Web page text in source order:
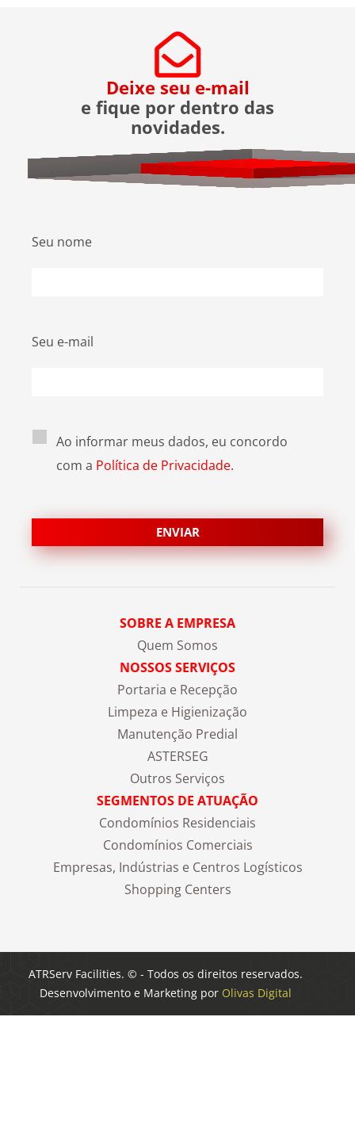
Deixe seu e-mail
e fique por dentro das
novidades.
Seu nome
Seu e-mail
Ao informar meus dados, eu concordo
com a Política de Privacidade.
SOBRE A EMPRESA
Quem Somos
NOSSOS SERVIÇOS
Portaria e Recepção
Limpeza e Higienização
Manutenção Predial
ASTERSEG
Outros Serviços
SEGMENTOS DE ATUAÇÃO
Condomínios Residenciais
Condomínios Comerciais
Empresas, Indústrias e Centros Logísticos
Shopping Centers
ATRServ Facilities. © - Todos os direitos reservados.
Desenvolvimento e Marketing por Olivas Digital